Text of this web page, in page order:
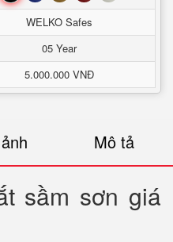
WELKO Safes
05 Year
5.000.000 VNĐ
Mô tả
sầm sơn giá